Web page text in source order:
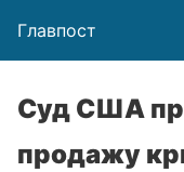
Главпост
Суд США
продажу